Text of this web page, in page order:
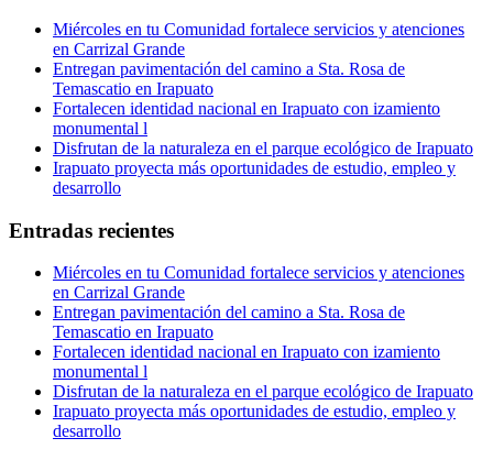
Miércoles en tu Comunidad fortalece servicios y atenciones
en Carrizal Grande
Entregan pavimentación del camino a Sta. Rosa de
Temascatio en Irapuato
Fortalecen identidad nacional en Irapuato con izamiento
monumental l
Disfrutan de la naturaleza en el parque ecológico de Irapuato
Irapuato proyecta más oportunidades de estudio, empleo y
desarrollo
Entradas recientes
Miércoles en tu Comunidad fortalece servicios y atenciones
en Carrizal Grande
Entregan pavimentación del camino a Sta. Rosa de
Temascatio en Irapuato
Fortalecen identidad nacional en Irapuato con izamiento
monumental l
Disfrutan de la naturaleza en el parque ecológico de Irapuato
Irapuato proyecta más oportunidades de estudio, empleo y
desarrollo